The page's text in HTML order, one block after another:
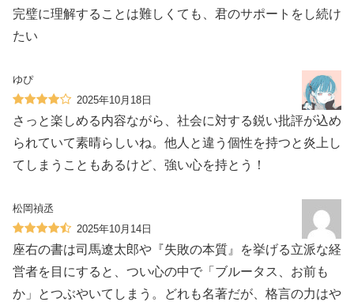
完璧に理解することは難しくても、君のサポートをし続け
たい
ゆぴ
2025年10月18日
さっと楽しめる内容ながら、社会に対する鋭い批評が込め
られていて素晴らしいね。他人と違う個性を持つと炎上し
てしまうこともあるけど、強い心を持とう！
松岡禎丞
2025年10月14日
座右の書は司馬遼太郎や『失敗の本質』を挙げる立派な経
営者を目にすると、つい心の中で「ブルータス、お前も
か」とつぶやいてしまう。どれも名著だが、格言の力はや